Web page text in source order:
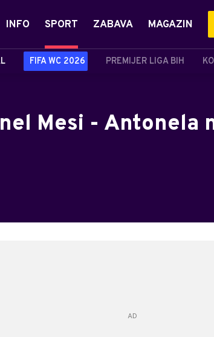
INFO SPORT
FIFA WC 2026 PREMIJER LIGA BIH
ZABAVA MAGAZIN
Mesi - Antonela